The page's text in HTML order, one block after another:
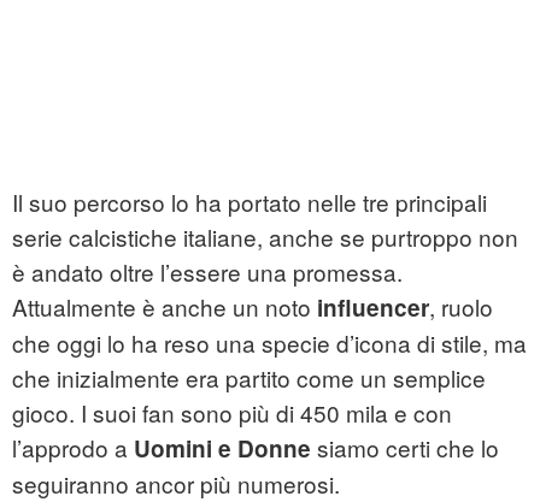
Il suo percorso lo ha portato nelle tre principali
serie calcistiche italiane, anche se purtroppo non
è andato oltre l’essere una promessa.
Attualmente è anche un noto influencer, ruolo
che oggi lo ha reso una specie d’icona di stile, ma
che inizialmente era partito come un semplice
gioco. I suoi fan sono più di 450 mila e con
l’approdo a Uomini e Donne siamo certi che lo
seguiranno ancor più numerosi.